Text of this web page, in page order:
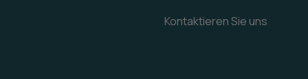
Kontaktieren Sie uns